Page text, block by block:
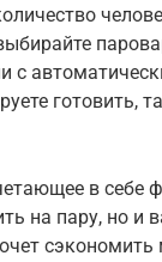
с
готовить,
в себе
на пару, но и
сэкономить